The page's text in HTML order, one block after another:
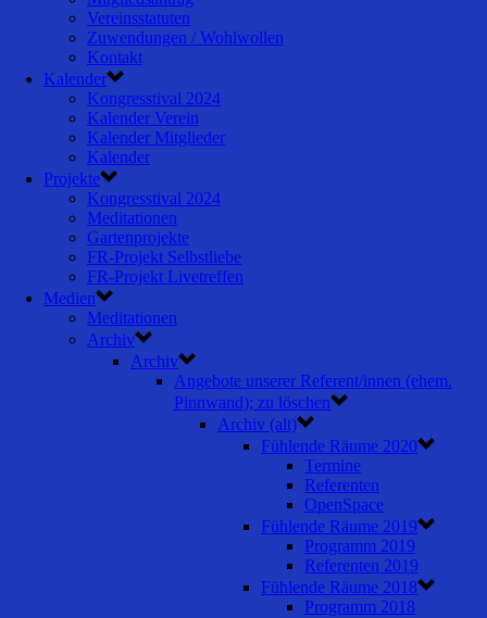
Vereinsstatuten
Zuwendungen / Wohlwollen
Kontakt
Kalender
Kongresstival 2024
Kalender Verein
Kalender Mitglieder
Kalender
Projekte
Kongresstival 2024
Meditationen
Gartenprojekte
FR-Projekt Selbstliebe
FR-Projekt Livetreffen
Medien
Meditationen
Archiv
Archiv
Angebote unserer Referent/innen (ehem.
Pinnwand); zu löschen
Archiv (alt)
Fühlende Räume 2020
Termine
Referenten
OpenSpace
Fühlende Räume 2019
Programm 2019
Referenten 2019
Fühlende Räume 2018
Programm 2018